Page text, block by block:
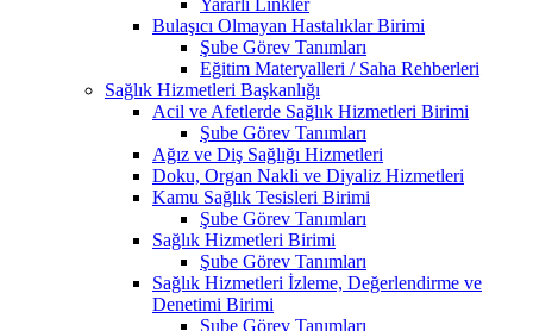
Bulaşıcı Olmayan Hastalıklar Birimi
Şube Görev Tanımları
Eğitim Materyalleri / Saha Rehberleri
Sağlık Hizmetleri Başkanlığı
Acil ve Afetlerde Sağlık Hizmetleri Birimi
Şube Görev Tanımları
Ağız ve Diş Sağlığı Hizmetleri
Doku, Organ Nakli ve Diyaliz Hizmetleri
Kamu Sağlık Tesisleri Birimi
Şube Görev Tanımları
Sağlık Hizmetleri Birimi
Şube Görev Tanımları
Sağlık Hizmetleri İzleme, Değerlendirme ve
Denetimi Birimi
Şube Görev Tanımları